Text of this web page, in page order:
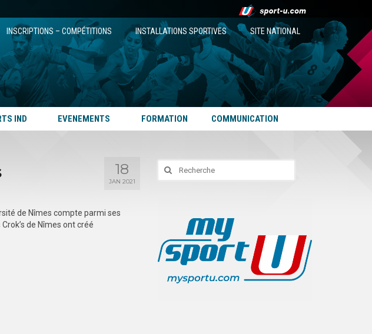
INSCRIPTIONS – COMPÉTITIONS INSTALLATIONS SPORTIVES SITE NATIONAL
IND EVENEMENTS FORMATION COMMUNICATION
18
JAN 2021
de Nîmes compte parmi ses
de Nîmes ont créé
Rechercher